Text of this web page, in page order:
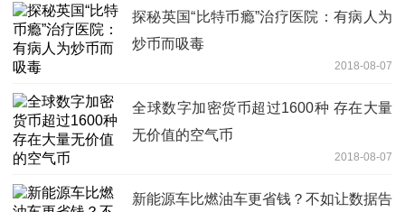
探秘英国“比特币瘾”治疗医院：有病人为
炒币而吸毒
2018-08-07
全球数字加密货币超过1600种 存在大量
无价值的空气币
2018-08-07
新能源车比燃油车更省钱？不如让数据告